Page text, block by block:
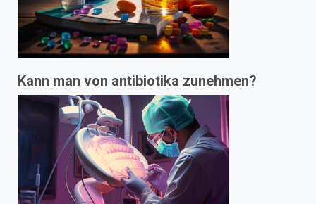
Kann man von antibiotika zunehmen?